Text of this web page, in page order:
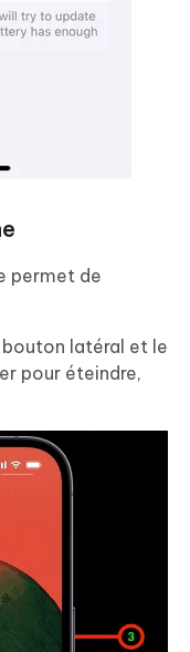
permet de
latéral et le
pour éteindre,